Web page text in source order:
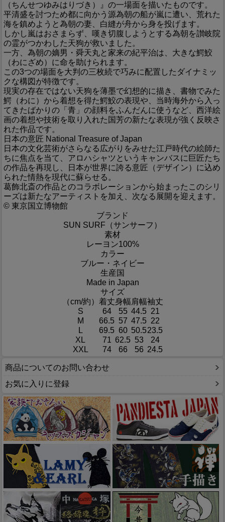
（ちんせつゆみはりづき）』の一場面を描いたものです。
平清盛を討つため都に向かう源為朝の船が嵐に遭い、荒れた
海を鎮めようと為朝の妻、白縫が舟から身を投げます。
しかし嵐はおさまらず、嘆き切腹しようとする為朝を讃岐院
の霊がつかわした天狗が救いました。
一方、為朝の嫡男・舜天丸と家来の紀平治は、大きな鰐鮫
（わにざめ）に命を助けられます。
この3つの場面を大判の三枚続で巧みに配置したダイナミッ
クな構図が特徴です。
現実の存在ではない天狗を薄墨で幻想的に描き、書物でみた
鰐（わに）から着想を得た鰐鮫の表現や、当時海外から入っ
てきたばかりの「青」の顔料をふんだんに使うなど、西洋絵
画の着想や技術を取り入れた国芳の新たな表現が強く反映さ
れた作品です。
日本の意匠 National Treasure of Japan
日本の文化芸術がさらなる広がりをみせた江戸時代の絵師た
ちに焦点を当て、アロハシャツというキャンバスに巨匠たち
の作品を再現し、日本が世界に誇る意匠（デザイン）に込め
られた情熱を現代に蘇らせる。
葛飾北斎の作品とのコラボレーションから始まったこのシリ
ーズは新たなアーティストを加え、次なる展開を迎えます。
© 東京国立博物館
ブランド
SUN SURF（サンサーフ）
素材
レーヨン100%
カラー
ブルー・ネイビー
生産国
Made in Japan
サイズ
（cm/約） 着丈身幅肩幅袖丈
S
64 55 44.5 21
M
66.5 57 47.5 22
L
69.5 60 50.523.5
XL
71 62.5 53
24
XXL
74 66 56 24.5
商品についてのお問い合わせ
お気に入りに登録